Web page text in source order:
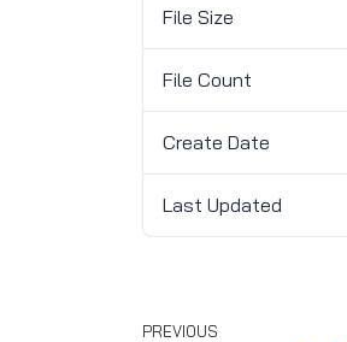
File Size
File Count
Create Date
Last Updated
PREVIOUS